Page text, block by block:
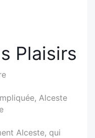
Plaisirs
Alceste
Alceste, qui